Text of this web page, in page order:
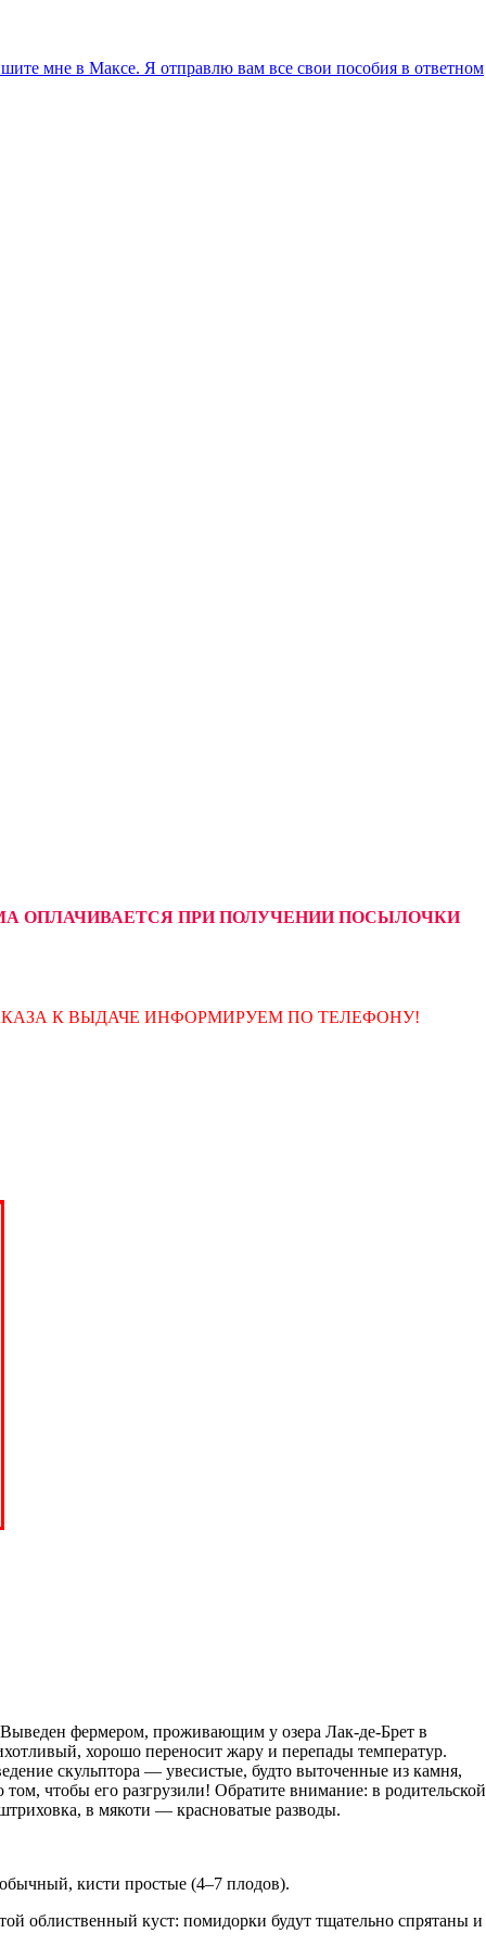
мне в Максе. Я отправлю вам все свои пособия в ответном
ОПЛАЧИВАЕТСЯ ПРИ ПОЛУЧЕНИИ ПОСЫЛОЧКИ
К ВЫДАЧЕ ИНФОРМИРУЕМ ПО ТЕЛЕФОНУ!
фермером, проживающим у озера Лак-де-Брет в
хорошо переносит жару и перепады температур.
скульптора — увесистые, будто выточенные из камня,
чтобы его разгрузили! Обратите внимание: в родительской
в мякоти — красноватые разводы.
кисти простые (4–7 плодов).
облиственный куст: помидорки будут тщательно спрятаны и